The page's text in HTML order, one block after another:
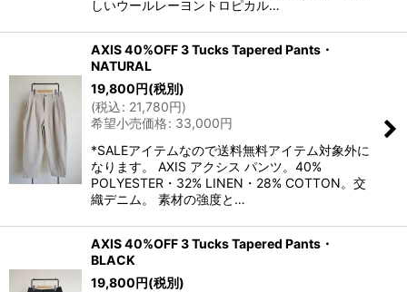
しいウールレーヨントロピカル…
AXIS 40%OFF 3 Tucks Tapered Pants・
NATURAL
19,800 円(税別)
(税込: 21,780円)
希望小売価格: 33,000円
*SALEアイテムなので送料無料アイテム対象外に
なります。 AXIS アクシス パンツ。40%
POLYESTER・32% LINEN・28% COTTON。交
織デニム。 素材の強度と…
AXIS 40%OFF 3 Tucks Tapered Pants・
BLACK
19,800 円(税別)